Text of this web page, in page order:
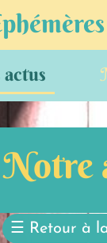
Notre
☰ Retour à